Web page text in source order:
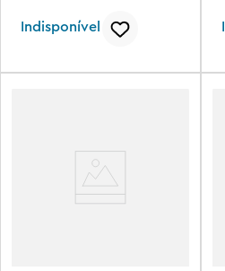
Indisponível